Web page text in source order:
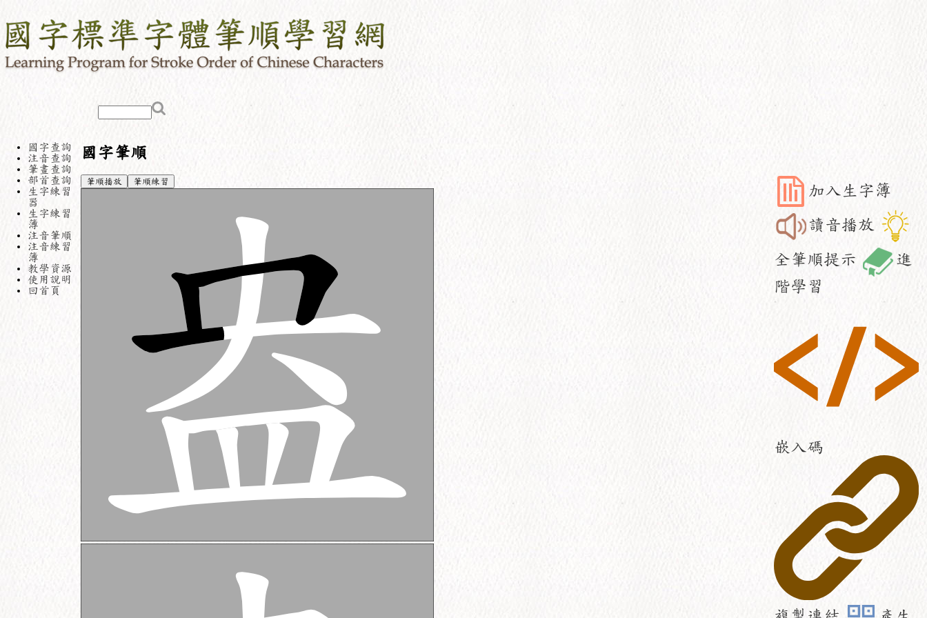
國字查詢
注音查詢
筆畫查詢
部首查詢
生字練習
器
生字練習
簿
注音筆順
注音練習
簿
教學資源
使用說明
回首頁
國字筆順
筆順播放 筆順練習
加入生字簿
讀音播放
全筆順提示
進
階學習
嵌入碼